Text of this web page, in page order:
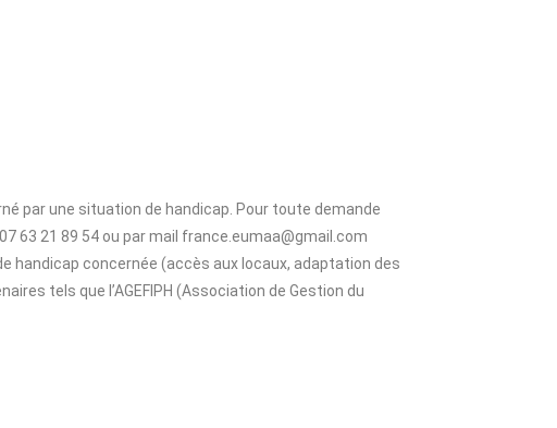
par une situation de handicap. Pour toute demande
63 21 89 54 ou par mail france.eumaa@gmail.com
handicap concernée (accès aux locaux, adaptation des
tels que l’AGEFIPH (Association de Gestion du